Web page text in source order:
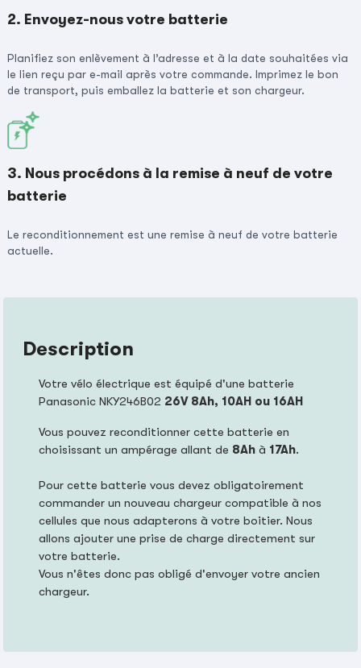
2. Envoyez-nous votre batterie
Planifiez son enlèvement à l’adresse et à la date souhaitées via
le lien reçu par e-mail après votre commande. Imprimez le bon
de transport, puis emballez la batterie et son chargeur.
3. Nous procédons à la remise à neuf de votre
batterie
Le reconditionnement est une remise à neuf de votre batterie
actuelle.
Description
Votre vélo électrique est équipé d'une batterie
Panasonic NKY246B02 26V 8Ah, 10AH ou 16AH
Vous pouvez reconditionner cette batterie en
choisissant un ampérage allant de 8Ah à 17Ah.
Pour cette batterie vous devez obligatoirement
commander un nouveau chargeur compatible à nos
cellules que nous adapterons à votre boitier. Nous
allons ajouter une prise de charge directement sur
votre batterie.
Vous n'êtes donc pas obligé d'envoyer votre ancien
chargeur.